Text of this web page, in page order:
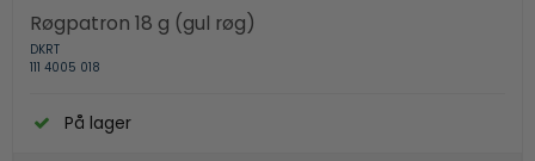
Røgpatron 18 g (gul røg)
DKRT
111 4005 018
På lager